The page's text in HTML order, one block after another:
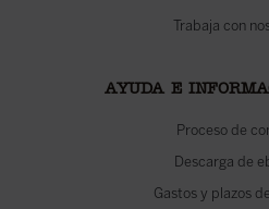
Trabaja con
AYUDA E
Proceso de
Descarga de
Gastos y plazos